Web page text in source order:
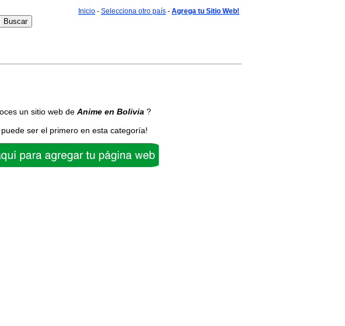
Inicio - Selecciona otro país - Agrega tu Sitio Web!
un sitio web de Anime en Bolivia ?
ser el primero en esta categoría!